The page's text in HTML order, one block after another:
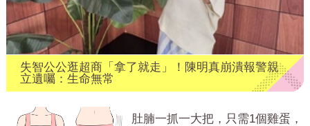
失智公公逛超商「拿了就走」！陳明真崩潰報警親
立遺囑：生命無常
肚腩一抓一大把，只需1個雞蛋，